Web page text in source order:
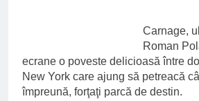
cu
6 Ani Ago
6 Ani
Carnage,
Roman
ecrane o poveste delicioasă între
New York care ajung să petreacă
împreună, forţaţi parcă de destin.